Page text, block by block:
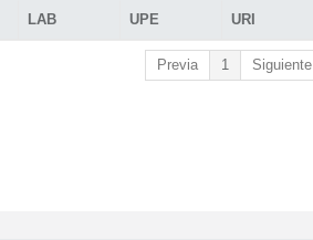
LAB UPE URI
Previa 1 Siguiente